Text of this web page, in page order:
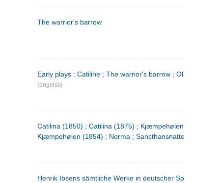
The warrior's barrow
Early plays : Catiline ; The warrior's barrow ; Olaf Liljekrans
(engelsk)
Catilina (1850) ; Catilina (1875) ; Kjæmpehøien (1850) ;
Kjæmpehøien (1854) ; Norma ; Sancthansnatten
Henrik Ibsens sämtliche Werke in deutscher Sprache. 2